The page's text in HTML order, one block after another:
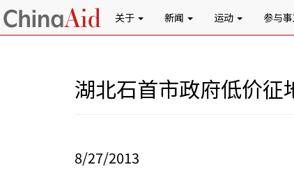
关于 新闻 运动 参与
湖北石首市政府低价征
8/27/2013